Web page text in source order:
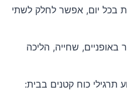
מהירה 20–30 דקות בכל יום, אפשר לחלק לשתי
שחייה, הליכה
בשבוע תרגילי כוח קטנים בבית: